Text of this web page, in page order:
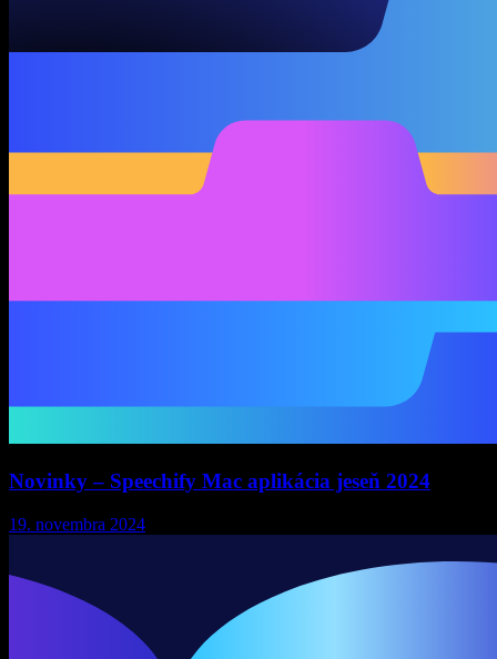
Novinky – Speechify Mac aplikácia jeseň 2024
19. novembra 2024